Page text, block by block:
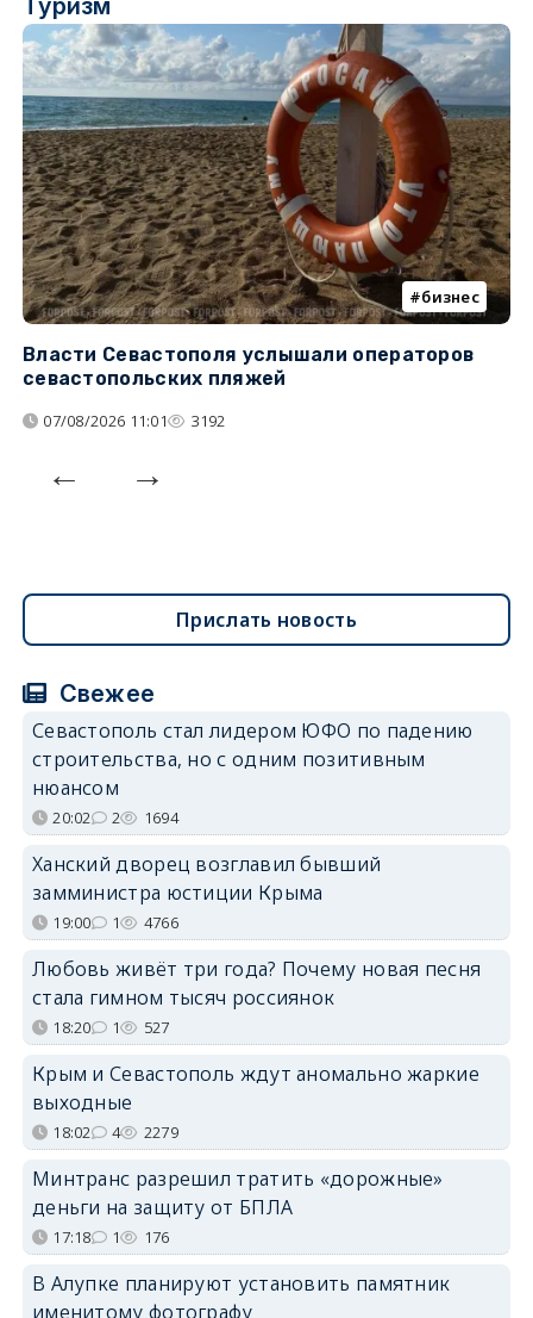
бизнес
Власти Севастополя услышали операторов
севастопольских пляжей
07/08/2026 11:01 3192
Прислать новость
Свежее
Севастополь стал лидером ЮФО по падению
строительства, но с одним позитивным
нюансом
20:02 2 1694
Ханский дворец возглавил бывший
замминистра юстиции Крыма
19:00 1 4766
Любовь живёт три года? Почему новая песня
стала гимном тысяч россиянок
18:20 1 527
Крым и Севастополь ждут аномально жаркие
выходные
18:02 4 2279
Минтранс разрешил тратить «дорожные»
деньги на защиту от БПЛА
17:18 1 176
В Алупке планируют установить памятник
именитому фотографу